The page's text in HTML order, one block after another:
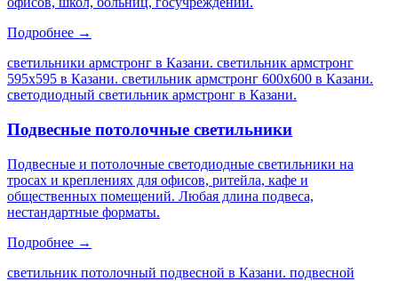
Подробнее →
светильники армстронг в Казани. светильник армстронг
595х595 в Казани. светильник армстронг 600х600 в Казани.
светодиодный светильник армстронг в Казани.
Подвесные потолочные светильники
Подвесные и потолочные светодиодные светильники на
тросах и креплениях для офисов, ритейла, кафе и
общественных помещений. Любая длина подвеса,
нестандартные форматы.
Подробнее →
светильник потолочный подвесной в Казани. подвесной